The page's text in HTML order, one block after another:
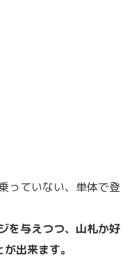
っていない、単体で登
を与えつつ、山札か好
出来ます。